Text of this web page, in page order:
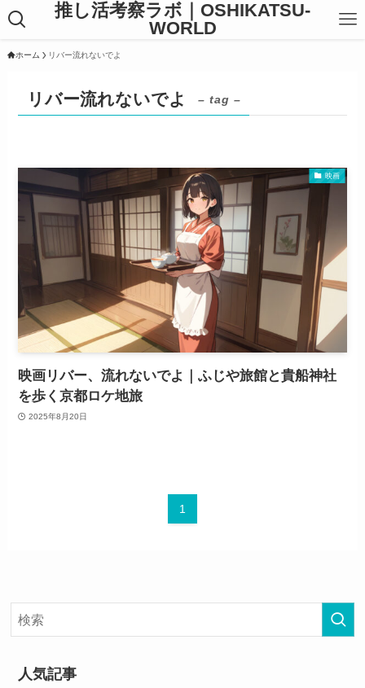
推し活考察ラボ｜OSHIKATSU-
WORLD
ホーム リバー流れないでよ
リバー流れないでよ – tag –
映画
映画リバー、流れないでよ｜ふじや旅館と貴船神社
を歩く京都ロケ地旅
2025年8月20日
1
人気記事